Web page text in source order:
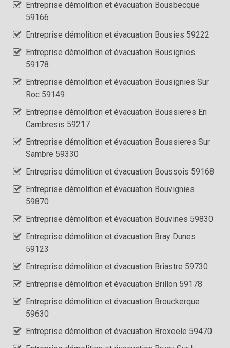
Entreprise démolition et évacuation Bousbecque
59166
Entreprise démolition et évacuation Bousies 59222
Entreprise démolition et évacuation Bousignies
59178
Entreprise démolition et évacuation Bousignies Sur
Roc 59149
Entreprise démolition et évacuation Boussieres En
Cambresis 59217
Entreprise démolition et évacuation Boussieres Sur
Sambre 59330
Entreprise démolition et évacuation Boussois 59168
Entreprise démolition et évacuation Bouvignies
59870
Entreprise démolition et évacuation Bouvines 59830
Entreprise démolition et évacuation Bray Dunes
59123
Entreprise démolition et évacuation Briastre 59730
Entreprise démolition et évacuation Brillon 59178
Entreprise démolition et évacuation Brouckerque
59630
Entreprise démolition et évacuation Broxeele 59470